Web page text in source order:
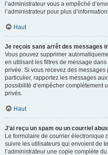
l’administrateur vous a empêché
l’administrateur pour plus
Haut
Je reçois sans arrêt des messages
Vous pouvez supprimer
en utilisant les filtres de message
privée. Si vous recevez des messages
particulier, rapportez les messages
possibilité d’empêcher complètement
privés.
Haut
J’ai reçu un spam ou un courriel
Le formulaire de courrier électronique
suivre les utilisateurs qui envoient de
l’administrateur une copie complète